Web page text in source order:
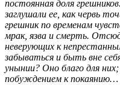
постоянная доля
заглушали ее, как червь
грешник по временам
мрак, язва и смерть.
неверующих к
забываться и быть вне
унынии? Оно благо для
побуждением к покаянию…